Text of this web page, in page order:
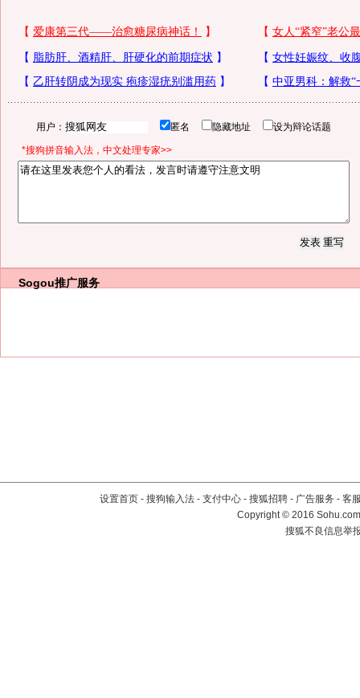
用户： 匿名 隐藏地址 设为辩论话题
*搜狗拼音输入法，中文处理专家>>
Sogou推广服务
设置首页 - 搜狗输入法 - 支付中心 - 搜狐招聘 - 广告服务 - 客
Copyright©2016
搜狐不良信息举